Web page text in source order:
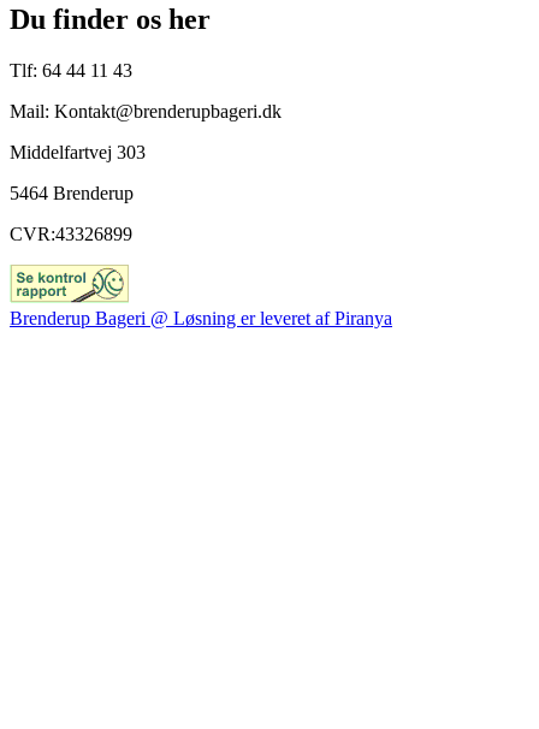
Du finder os her
Tlf: 64 44 11 43
Mail: Kontakt@brenderupbageri.dk
Middelfartvej 303
5464 Brenderup
CVR:43326899
Brenderup Bageri @ Løsning er leveret af Piranya